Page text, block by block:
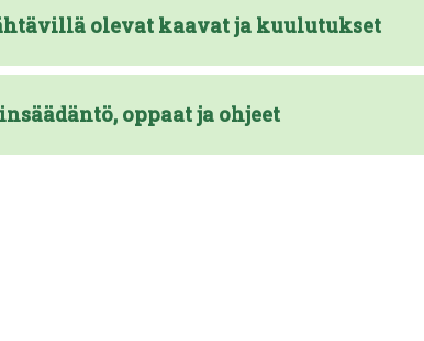
olevat kaavat ja kuulutukset
oppaat ja ohjeet